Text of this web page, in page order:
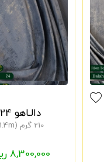
دالـاهو 24
210 گرم (1.4m)
8,300,000 ریال